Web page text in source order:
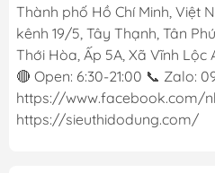
Thành phố Hồ Chí Minh, Việt
kênh 19/5, Tây Thạnh, Tân
Thới Hòa, Ấp 5A, Xã Vĩnh Lộc
🔴 Open: 6:30-21:00 📞 Zalo:
https://www.facebook.com/
https://sieuthidodung.com/